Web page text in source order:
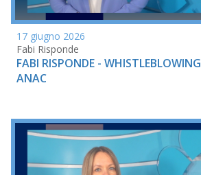
17 giugno 2026
Fabi Risponde
FABI RISPONDE -
ANAC